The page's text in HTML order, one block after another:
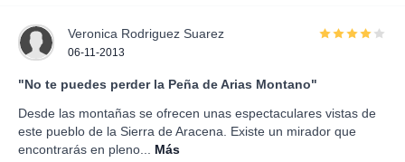
Veronica Rodriguez Suarez
06-11-2013
"No te puedes perder la Peña de Arias Montano"
Desde las montañas se ofrecen unas espectaculares vistas de
este pueblo de la Sierra de Aracena. Existe un mirador que
encontrarás en pleno...
Más